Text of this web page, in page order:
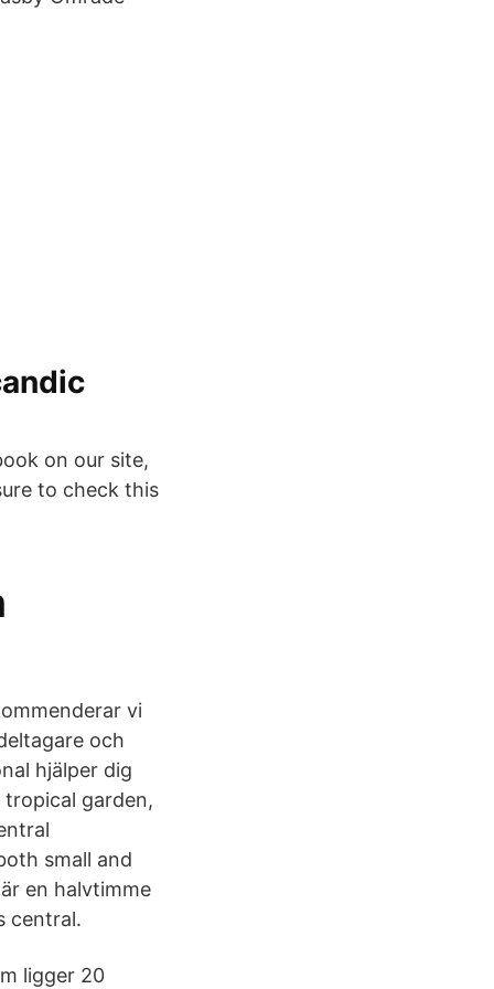
on our site,
to check this
vi
och
hjälper dig
garden,
small and
en halvtimme
central.
ligger 20